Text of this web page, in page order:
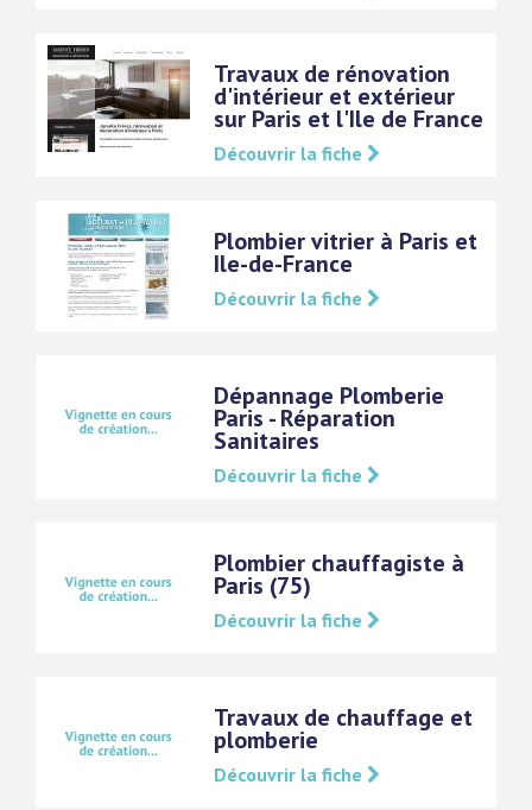
Travaux de rénovation
d'intérieur et extérieur
sur Paris et l'Ile de France
Découvrir la fiche
Plombier vitrier à Paris et
Ile-de-France
Découvrir la fiche
Dépannage Plomberie
Paris - Réparation
Sanitaires
Découvrir la fiche
Plombier chauffagiste à
Paris (75)
Découvrir la fiche
Travaux de chauffage et
plomberie
Découvrir la fiche